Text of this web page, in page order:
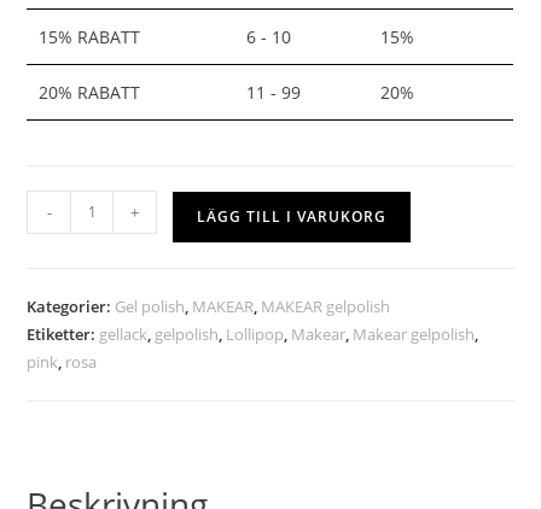
15% RABATT 6 - 10 15%
20% RABATT 11 - 99 20%
- + LÄGG TILL I VARUKORG
Kategorier: Gel polish MAKEAR MAKEAR gelpolish
Etiketter: gellack gelpolish Lollipop Makear Makear gelpolish
pink rosa